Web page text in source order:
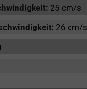
25 cm/s
26 cm/s